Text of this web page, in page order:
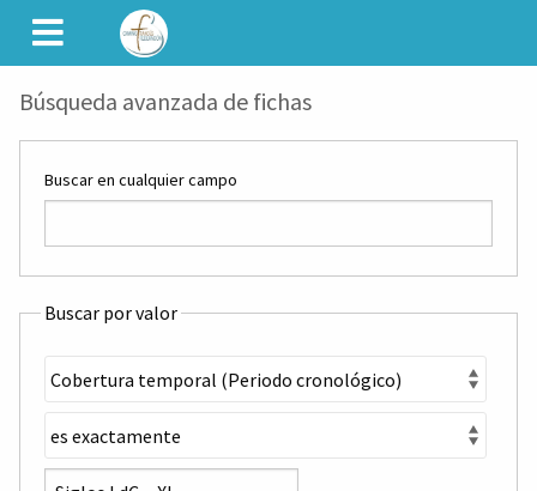
CAMINET
Búsqueda avanzada de fichas
Buscar en cualquier campo
Buscar por valor